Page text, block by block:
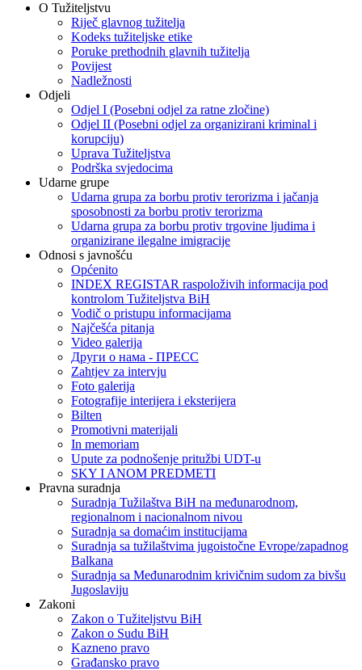
O Tužiteljstvu
Riječ glavnog tužitelja
Kodeks tužiteljske etike
Poruke prethodnih glavnih tužitelja
Povijest
Nadležnosti
Odjeli
Odjel I (Posebni odjel za ratne zločine)
Odjel II (Posebni odjel za organizirani kriminal i
korupciju)
Uprava Tužiteljstva
Podrška svjedocima
Udarne grupe
Udarna grupa za borbu protiv terorizma i jačanja
sposobnosti za borbu protiv terorizma
Udarna grupa za borbu protiv trgovine ljudima i
organizirane ilegalne imigracije
Odnosi s javnošću
Općenito
INDEX REGISTAR raspoloživih informacija pod
kontrolom Tužiteljstva BiH
Vodič o pristupu informacijama
Najčešća pitanja
Video galerija
Други о нама - ПРЕСC
Zahtjev za intervju
Foto galerija
Fotografije interijera i eksterijera
Bilten
Promotivni materijali
In memoriam
Upute za podnošenje pritužbi UDT-u
SKY I ANOM PREDMETI
Pravna suradnja
Suradnja Tužilaštva BiH na međunarodnom,
regionalnom i nacionalnom nivou
Suradnja sa domaćim institucijama
Suradnja sa tužilaštvima jugoistočne Evrope/zapadnog
Balkana
Suradnja sa Međunarodnim krivičnim sudom za bivšu
Jugoslaviju
Zakoni
Zakon o Тužiteljstvu BiH
Zakon o Sudu BiH
Kazneno pravo
Građansko pravo